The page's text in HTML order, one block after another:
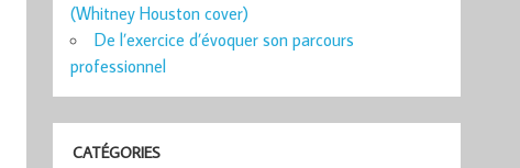
(Whitney Houston cover)
De l’exercice d’évoquer son parcours
professionnel
CATÉGORIES